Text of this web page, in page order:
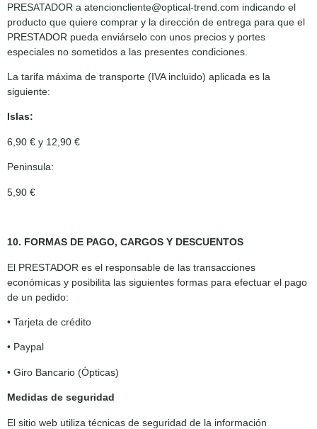
PRESATADOR a atencioncliente@optical-trend.com indicando el
producto que quiere comprar y la dirección de entrega para que el
PRESTADOR pueda enviárselo con unos precios y portes
especiales no sometidos a las presentes condiciones.
La tarifa máxima de transporte (IVA incluido) aplicada es la
siguiente:
Islas:
6,90 € y 12,90 €
Peninsula:
5,90 €
10. FORMAS DE PAGO, CARGOS Y DESCUENTOS
El PRESTADOR es el responsable de las transacciones
económicas y posibilita las siguientes formas para efectuar el pago
de un pedido:
• Tarjeta de crédito
• Paypal
• Giro Bancario (Ópticas)
Medidas de seguridad
El sitio web utiliza técnicas de seguridad de la información